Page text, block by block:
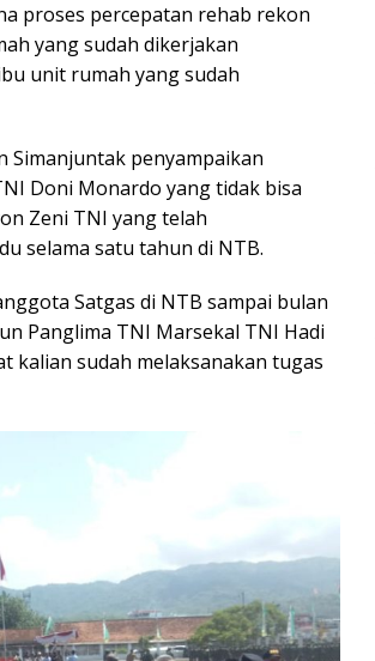
proses percepatan rehab rekon
yang sudah dikerjakan
unit rumah yang sudah
Simanjuntak penyampaikan
Doni Monardo yang tidak bisa
Zeni TNI yang telah
selama satu tahun di NTB.
Satgas di NTB sampai bulan
Panglima TNI Marsekal TNI Hadi
kalian sudah melaksanakan tugas